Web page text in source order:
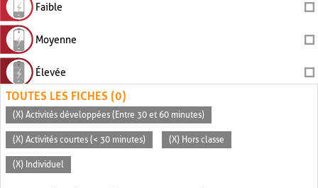
Faible
Moyenne
Élevée
TOUTES LES FICHES (0)
(X) Activités développées (Entre 30 et 60 minutes)
(X) Activités courtes (< 30 minutes) (X) Hors classe
(X) Individuel